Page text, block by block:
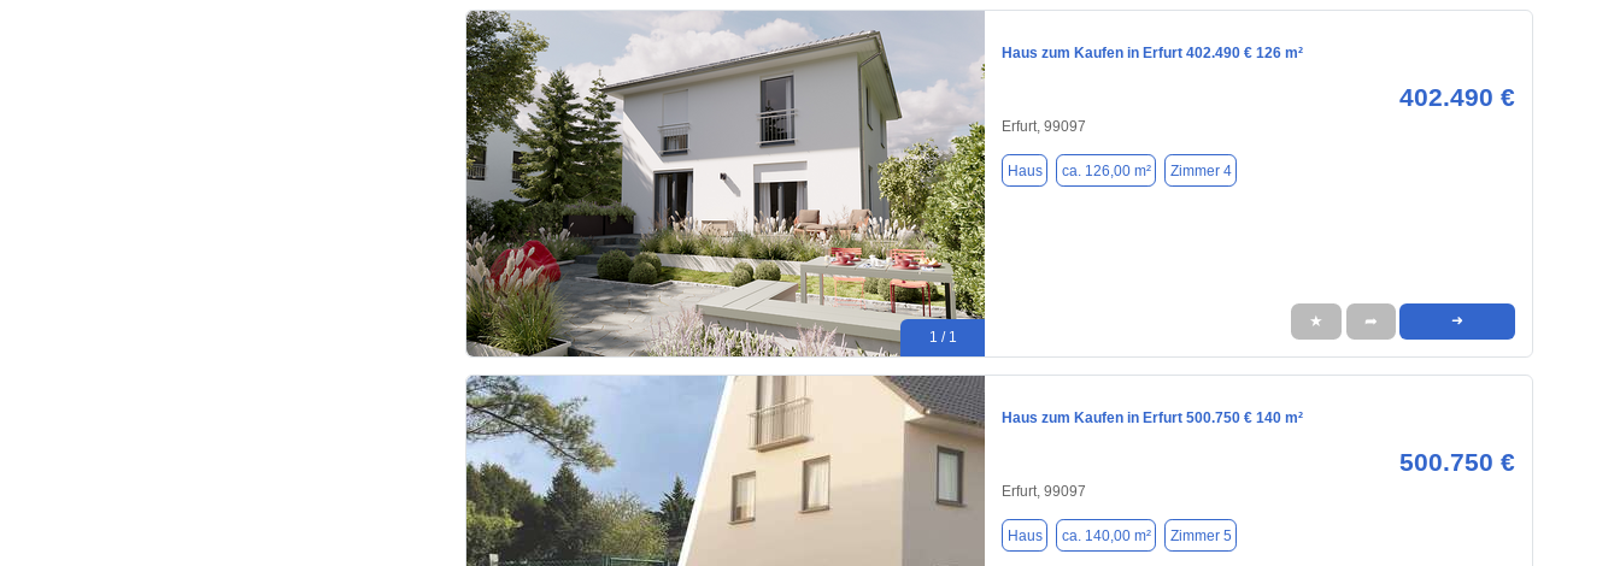
1 / 1
Haus zum Kaufen in Erfurt 402.490 € 126 m²
402.490 €
Erfurt, 99097
Haus ca. 126,00 m² Zimmer 4
★ ➦ ➜
Haus zum Kaufen in Erfurt 500.750 € 140 m²
500.750 €
Erfurt, 99097
Haus ca. 140,00 m² Zimmer 5